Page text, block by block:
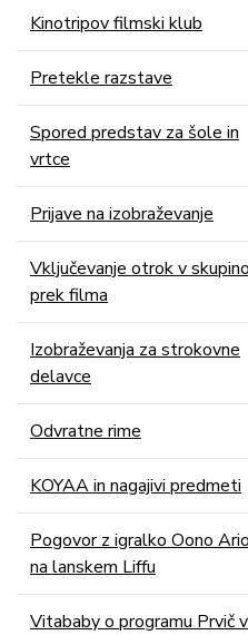
Kinotripov filmski klub
Pretekle razstave
Spored predstav za šole in
vrtce
Prijave na izobraževanje
Vključevanje otrok v skupino
prek filma
Izobraževanja za strokovne
delavce
Odvratne rime
KOYAA in nagajivi predmeti
Pogovor z igralko Oono
na lanskem Liffu
Vitababy o programu Prvič v